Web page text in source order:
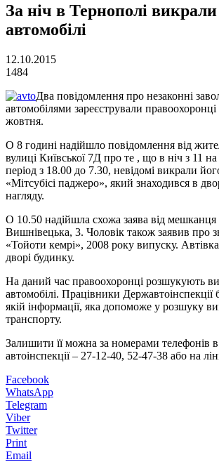
За ніч в Тернополі
автомобілі
12.10.2015
1484
Два повідомлення про незаконні
автомобілями зареєстрували
жовтня.
О 8 годині надійшло повідомлення від
вулиці Київської 7Д про те , що в ніч з 11
період з 18.00 до 7.30, невідомі викрали
«Мітсубісі паджеро», який знаходився в
нагляду.
О 10.50 надійшла схожа заява від мешканця
Вишнівецька, 3. Чоловік також заявив про
«Тойоти кемрі», 2008 року випуску.
дворі будинку.
На даний час правоохоронці розшукують
автомобілі. Працівники Державтоінспекції
якій інформації, яка допоможе у розшуку
транспорту.
Залишити її можна за номерами телефонів в
автоінспекції – 27-12-40, 52-47-38 або на
Facebook
WhatsApp
Telegram
Viber
Twitter
Print
Email